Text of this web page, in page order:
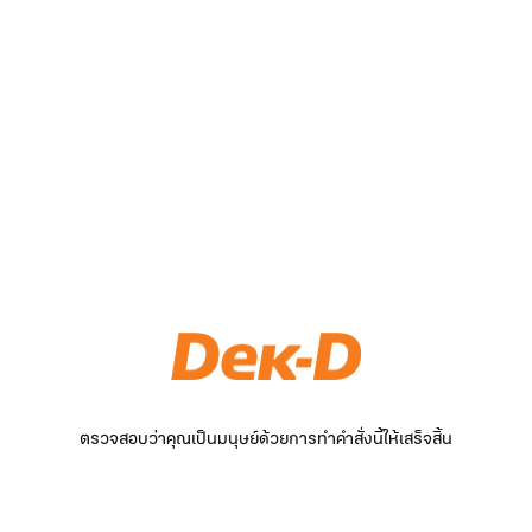
ตรวจสอบว่าคุณเป็นมนุษย์ด้วยการทำคำสั่งนี้ให้เสร็จสิ้น